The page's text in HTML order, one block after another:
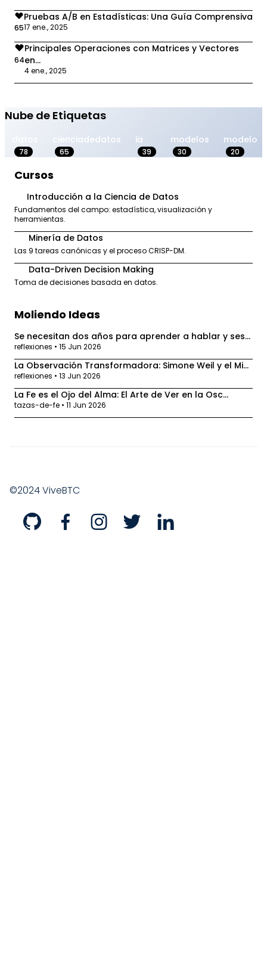
65
Pruebas A/B en Estadísticas: Una Guía Comprensiva
17 ene., 2025
64
Principales Operaciones con Matrices y Vectores
en...
4 ene., 2025
Nube de Etiquetas
78
cienciadedatos
65
ia
39
modelos
30
modelo
20
Cursos
Introducción a la Ciencia de Datos
Fundamentos del campo: estadística, visualización y
herramientas.
Minería de Datos
Las 9 tareas canónicas y el proceso CRISP-DM.
Data-Driven Decision Making
Toma de decisiones basada en datos.
Moliendo Ideas
Se necesitan dos años para aprender a hablar y ses...
reflexiones • 15 Jun 2026
La Observación Transformadora: Simone Weil y el Mi...
reflexiones • 13 Jun 2026
La Fe es el Ojo del Alma: El Arte de Ver en la Osc...
tazas-de-fe • 11 Jun 2026
©2024 ViveBTC